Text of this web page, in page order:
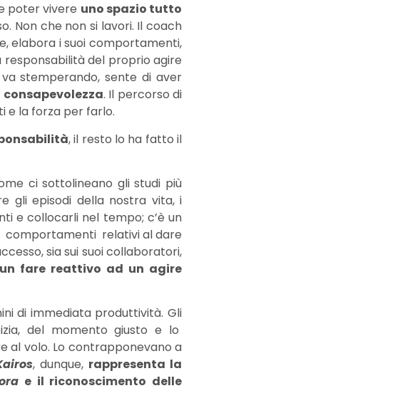
poter vivere uno spazio tutto
Non che non si lavori. Il coach
elabora i suoi comportamenti,
responsabilità del proprio agire
stemperando, sente di aver
consapevolezza. Il percorso di
e la forza per farlo.
, il resto lo ha fatto il
ci sottolineano gli studi più
gli episodi della nostra vita, i
e collocarli nel tempo; c’è un
comportamenti relativi al dare
sia sui suoi collaboratori,
fare reattivo ad un agire
di immediata produttività. Gli
del momento giusto e lo
al volo. Lo contrapponevano a
, dunque, rappresenta la
e il riconoscimento delle